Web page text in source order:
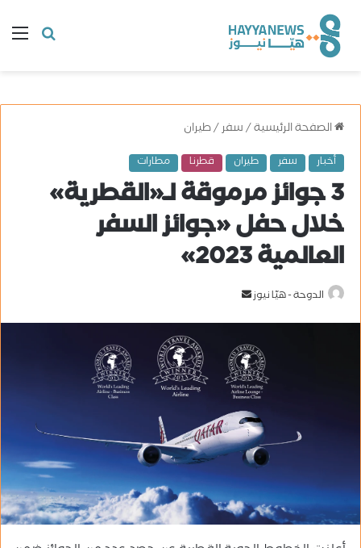
البحث
الصفحة الرئيسية/سفر/طيران
أخبار سفر طيران قطرنا مطارات
3 جوائز مرموقة لـ«القطرية»
خلال حفل «جوائز السفر
العالمية 2023»
الدوحة - هيّا نيوز
ل
ب
ر
ي
د
ا
ل
ك
ت